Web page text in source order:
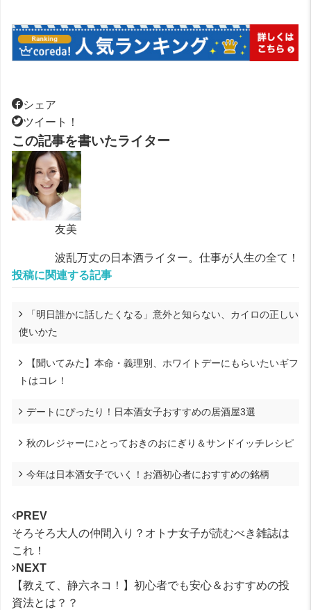
シェア
ツイート！
この記事を書いたライター
友美
波乱万丈の日本酒ライター。仕事が人生の全て！
投稿に関連する記事
「明日誰かに話したくなる」意外と知らない、カイロの正しい
使いかた
【聞いてみた】本命・義理別、ホワイトデーにもらいたいギフ
トはコレ！
デートにぴったり！日本酒女子おすすめの居酒屋3選
秋のレジャーに♪とっておきのおにぎり＆サンドイッチレシピ
今年は日本酒女子でいく！お酒初心者におすすめの銘柄
PREV
そろそろ大人の仲間入り？オトナ女子が読むべき雑誌は
これ！
NEXT
【教えて、静六ネコ！】初心者でも安心＆おすすめの投
資法とは？？